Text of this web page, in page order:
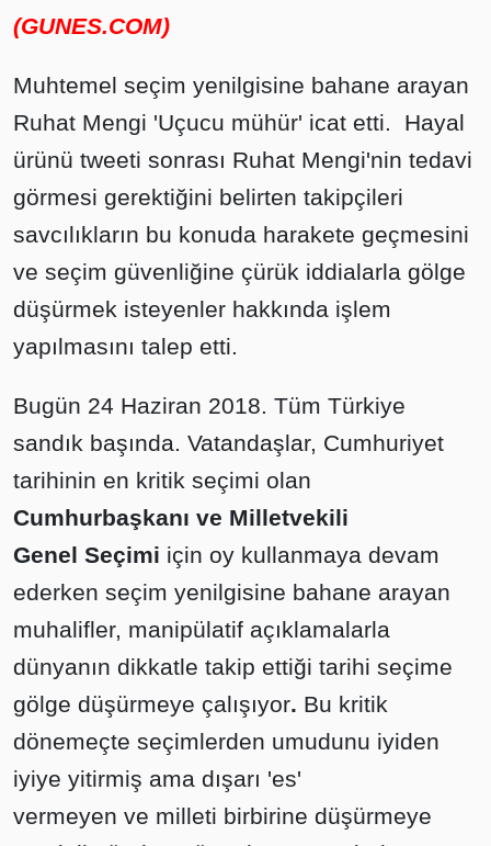
(GUNES.COM)
Muhtemel seçim yenilgisine bahane arayan
Ruhat Mengi 'Uçucu mühür' icat etti. Hayal
ürünü tweeti sonrası Ruhat Mengi'nin tedavi
görmesi gerektiğini belirten takipçileri
savcılıkların bu konuda harakete geçmesini
ve seçim güvenliğine çürük iddialarla gölge
düşürmek isteyenler hakkında işlem
yapılmasını talep etti.
Bugün 24 Haziran 2018. Tüm Türkiye
sandık başında. Vatandaşlar, Cumhuriyet
tarihinin en kritik seçimi olan
Cumhurbaşkanı ve Milletvekili
Genel Seçimi için oy kullanmaya devam
ederken seçim yenilgisine bahane arayan
muhalifler, manipülatif açıklamalarla
dünyanın dikkatle takip ettiği tarihi seçime
gölge düşürmeye çalışıyor. Bu kritik
dönemeçte seçimlerden umudunu iyiden
iyiye yitirmiş ama dışarı 'es'
vermeyen ve milleti birbirine düşürmeye